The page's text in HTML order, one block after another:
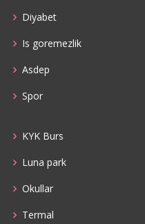
Diyabet
Is goremezlik
Asdep
Spor
KYK Burs
Luna park
Okullar
Termal